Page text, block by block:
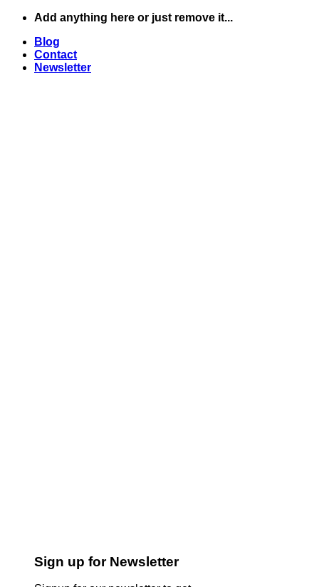
Skip
content
Add anything here or just remove it...
Blog
Contact
Newsletter
Sign up for Newsletter